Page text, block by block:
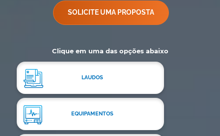
Clique em uma das opções abaixo
LAUDOS
EQUIPAMENTOS
SOLICITE UMA PROPOSTA